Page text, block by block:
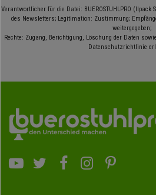
Verantwortlicher für die Datei: BUEROSTUHLPRO
des Newsletters; Legitimation: Zustimmung;
weitergegeben;
Rechte: Zugang, Berichtigung, Löschung der Daten
Datenschutzrichtlinie